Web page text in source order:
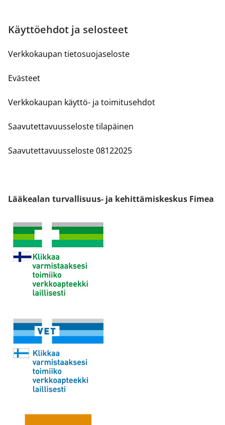
Käyttöehdot ja selosteet
Verkkokaupan tietosuojaseloste
Evästeet
Verkkokaupan käyttö- ja toimitusehdot
Saavutettavuusseloste tilapäinen
Saavutettavuusseloste 08122025
Lääkealan turvallisuus- ja kehittämiskeskus Fimea